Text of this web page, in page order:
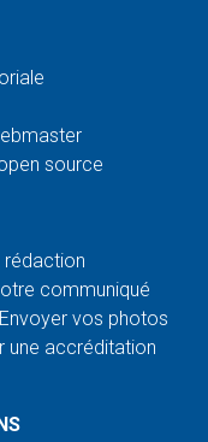
source
rédaction
communiqué
vos photos
une accréditation